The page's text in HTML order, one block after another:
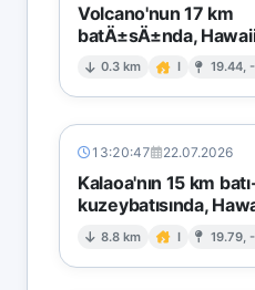
Volcano'nun 17 km
batÄ±sÄ±nda,
0.3 km I 19.44,
13:20:47 22.07.2026
Kalaoa'nın 15 km
kuzeybatısında,
8.8 km I 19.79,